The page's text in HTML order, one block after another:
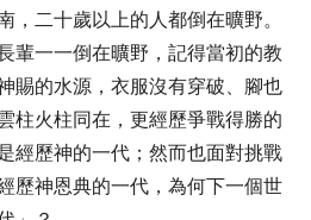
，二十歲以上的人都倒在曠野。
輩一一倒在曠野，記得當初的教
賜的水源，衣服沒有穿破、腳也
柱火柱同在，更經歷爭戰得勝的
經歷神的一代；然而也面對挑戰
歷神恩典的一代，為何下一個世